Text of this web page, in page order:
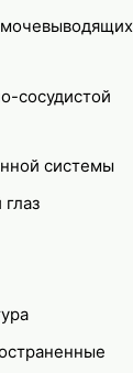
сосудистой
системы